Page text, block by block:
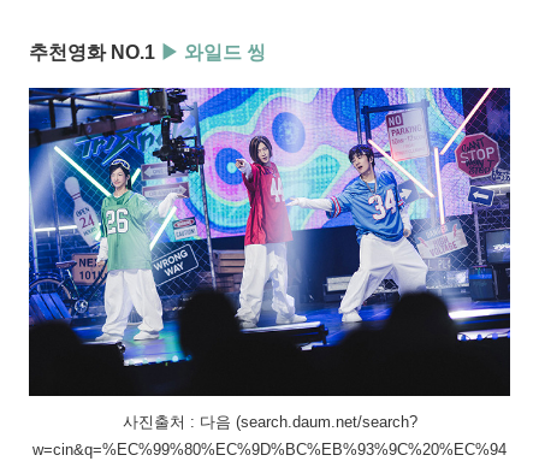
추천영화 NO.1 ▶ 와일드 씽
사진출처 : 다음 (search.daum.net/search?
w=cin&q=%EC%99%80%EC%9D%BC%EB%93%9C%20%EC%94